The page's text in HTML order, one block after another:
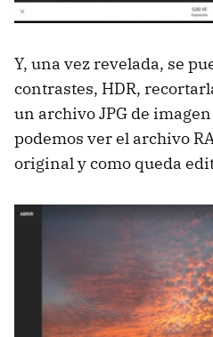
Y, una vez revelada, se
contrastes, HDR,
un archivo JPG de
podemos ver el archivo
original y como queda